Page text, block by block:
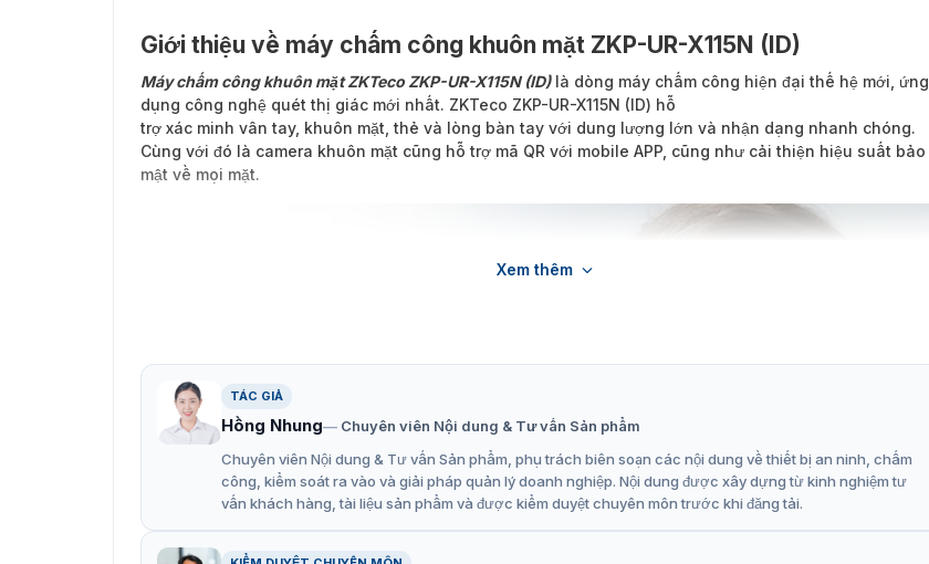
Giới thiệu về máy chấm công khuôn mặt ZKP-UR-X115N (ID)
Máy chấm công khuôn mặt ZKTeco ZKP-UR-X115N (ID)là dòng máy chấm công hiện đại thế hệ mới, ứng
dụng công nghệ quét thị giác mới nhất. ZKTeco ZKP-UR-X115N (ID) hỗ
trợ xác minh vân tay, khuôn mặt, thẻ và lòng bàn tay với dung lượng lớn và nhận dạng nhanh chóng.
Cùng với đó là camera khuôn mặt cũng hỗ trợ mã QR với mobile APP, cũng như cải thiện hiệu suất bảo
mật về mọi mặt.
Xem thêm
TÁC GIẢ
Hồng Nhung
Chuyên viên Nội dung & Tư vấn Sản phẩm
Chuyên viên Nội dung & Tư vấn Sản phẩm, phụ trách biên soạn các nội dung về thiết bị an ninh, chấm
công, kiểm soát ra vào và giải pháp quản lý doanh nghiệp. Nội dung được xây dựng từ kinh nghiệm tư
vấn khách hàng, tài liệu sản phẩm và được kiểm duyệt chuyên môn trước khi đăng tải.